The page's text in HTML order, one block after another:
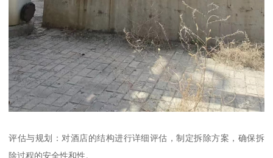
评估与规划：对酒店的结构进行详细评估，制定拆除方案，确保拆
除过程的安全性和性。